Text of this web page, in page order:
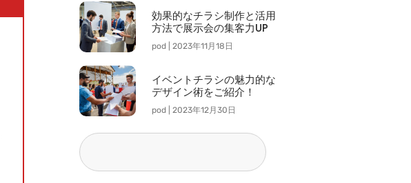
効果的なチラシ制作と活用
方法で展示会の集客力UP
pod 2023年11月18日
イベントチラシの魅力的な
デザイン術をご紹介！
pod 2023年12月30日